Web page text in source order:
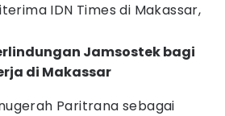
IDN Times di Makassar,
Jamsostek bagi
di Makassar
Paritrana sebagai